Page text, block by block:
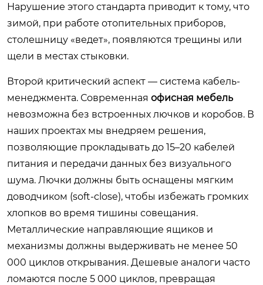
Нарушение этого стандарта приводит к тому, что
зимой, при работе отопительных приборов,
столешницу «ведет», появляются трещины или
щели в местах стыковки.
Второй критический аспект — система кабель-
менеджмента. Современная офисная мебель
невозможна без встроенных лючков и коробов. В
наших проектах мы внедряем решения,
позволяющие прокладывать до 15–20 кабелей
питания и передачи данных без визуального
шума. Лючки должны быть оснащены мягким
доводчиком (soft-close), чтобы избежать громких
хлопков во время тишины совещания.
Металлические направляющие ящиков и
механизмы должны выдерживать не менее 50
000 циклов открывания. Дешевые аналоги часто
ломаются после 5 000 циклов, превращая